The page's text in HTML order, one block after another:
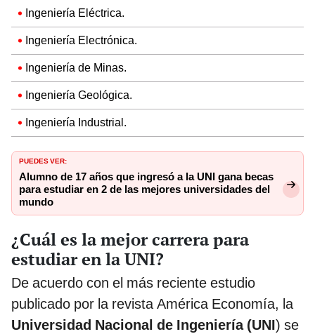
Ingeniería Eléctrica.
Ingeniería Electrónica.
Ingeniería de Minas.
Ingeniería Geológica.
Ingeniería Industrial.
PUEDES VER:
Alumno de 17 años que ingresó a la UNI gana becas
para estudiar en 2 de las mejores universidades del
mundo
¿Cuál es la mejor carrera para
estudiar en la UNI?
De acuerdo con el más reciente estudio
publicado por la revista América Economía, la
Universidad Nacional de Ingeniería (UNI) se